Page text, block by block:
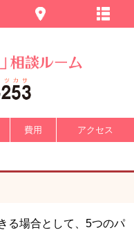
費用 アクセス
る場合として、5つのパ